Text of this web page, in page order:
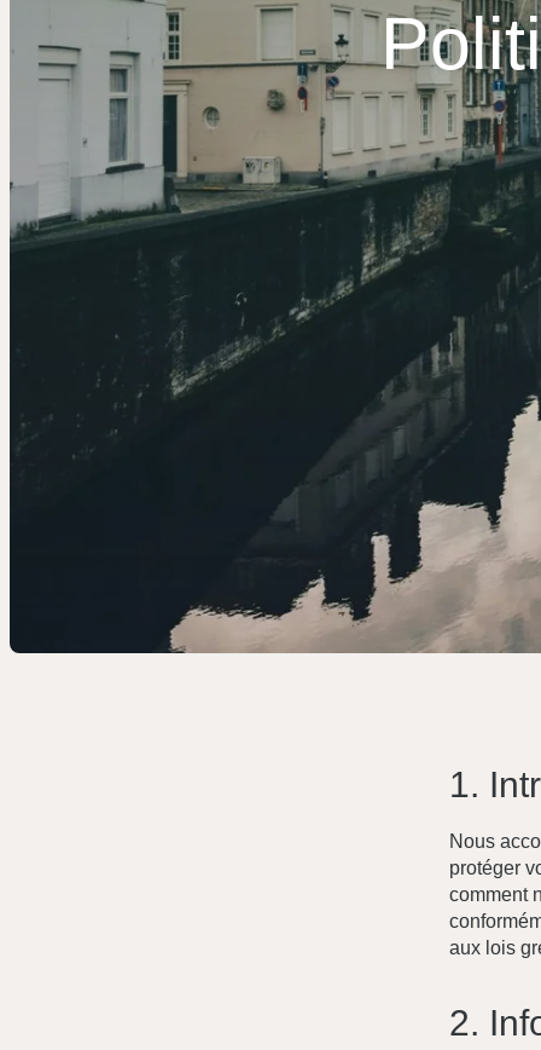
1.
Nous
protéger
comment
aux lois
2.
Chambre double ou twin économique
Chambre double avec vue sur l'Acropole